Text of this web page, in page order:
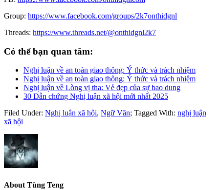
Group: https://www.facebook.com/groups/2k7onthidgnl
Threads: https://www.threads.net/@onthidgnl2k7
Có thể bạn quan tâm:
Nghị luận về an toàn giao thông: Ý thức và trách nhiệm
Nghị luận về an toàn giao thông: Ý thức và trách nhiệm
Nghị luận về Lòng vị tha: Vẻ đẹp của sự bao dung
30 Dẫn chứng Nghị luận xã hội mới nhất 2025
Filed Under: Nghị luận xã hội, Ngữ Văn; Tagged With: nghị luận
xã hội
About Tùng Teng